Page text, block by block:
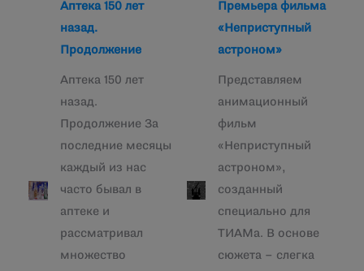
Аптека 150 лет
назад.
Продолжение
Аптека 150 лет
назад.
Продолжение За
последние месяцы
каждый из нас
часто бывал в
аптеке и
рассматривал
множество
Премьера фильма
«Неприступный
астроном»
Представляем
анимационный
фильм
«Неприступный
астроном»,
созданный
специально для
ТИАМа. В основе
сюжета – слегка